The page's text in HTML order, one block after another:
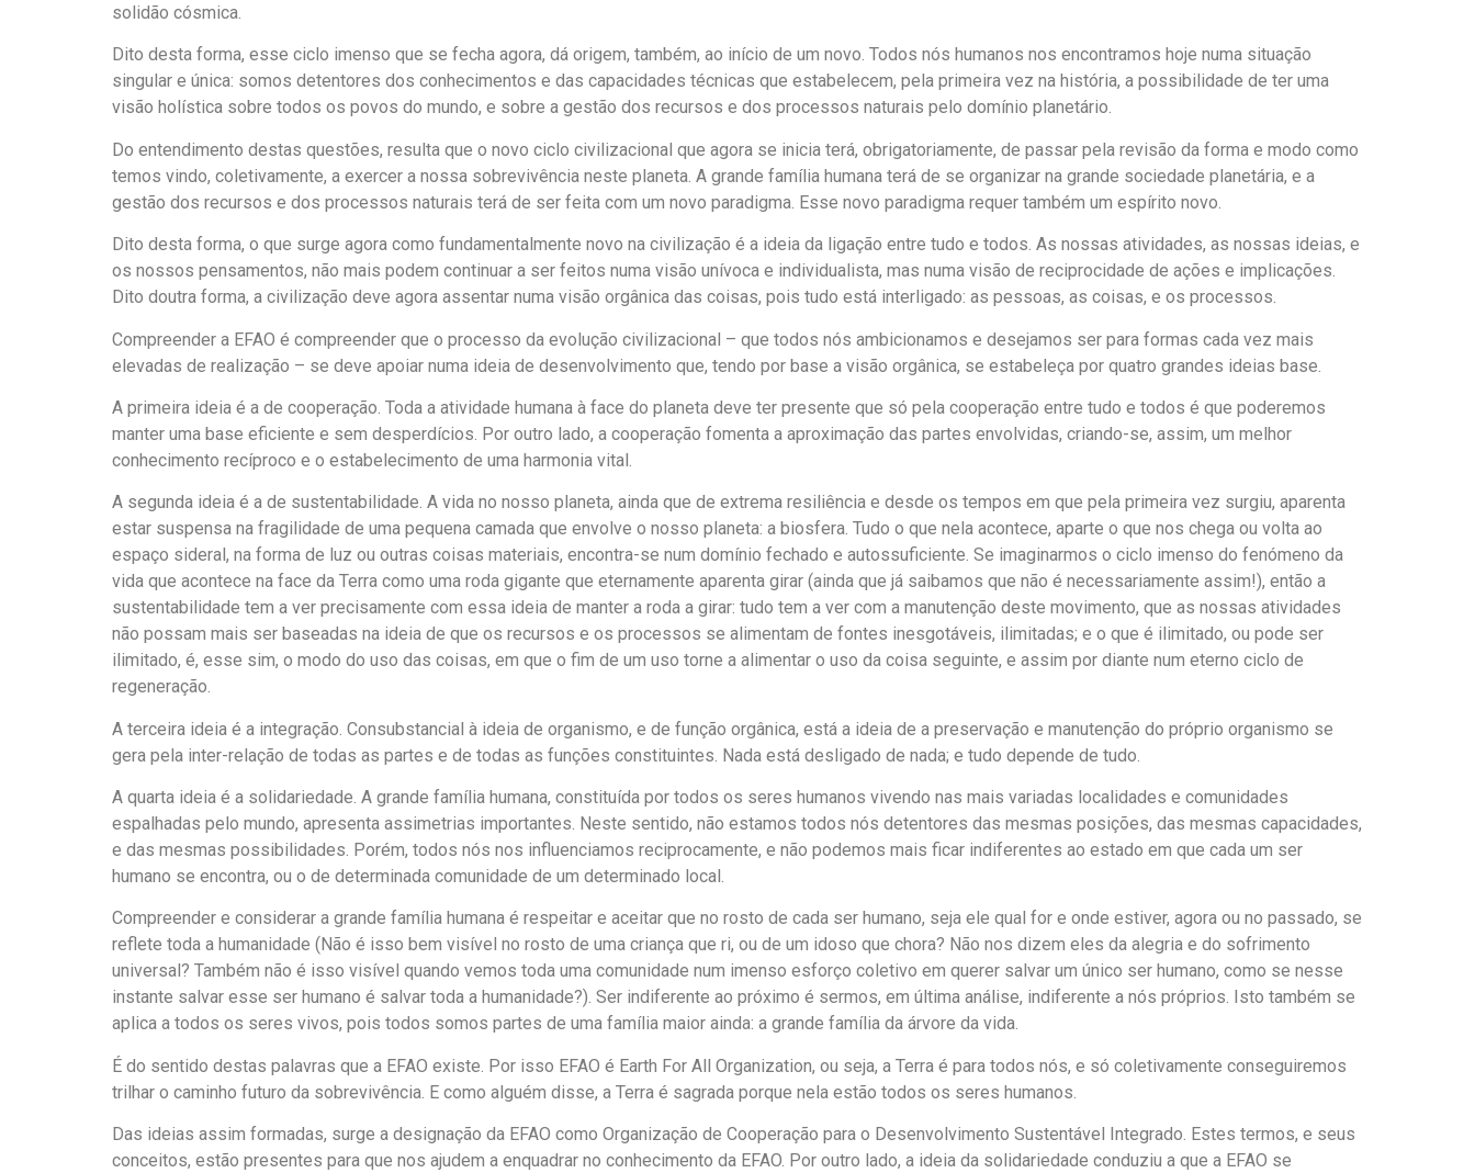
solidão cósmica.
Dito desta forma, esse ciclo imenso que se fecha agora, dá origem, também, ao início de um novo. Todos nós humanos nos encontramos hoje numa situação
singular e única: somos detentores dos conhecimentos e das capacidades técnicas que estabelecem, pela primeira vez na história, a possibilidade de ter uma
visão holística sobre todos os povos do mundo, e sobre a gestão dos recursos e dos processos naturais pelo domínio planetário.
Do entendimento destas questões, resulta que o novo ciclo civilizacional que agora se inicia terá, obrigatoriamente, de passar pela revisão da forma e modo como
temos vindo, coletivamente, a exercer a nossa sobrevivência neste planeta. A grande família humana terá de se organizar na grande sociedade planetária, e a
gestão dos recursos e dos processos naturais terá de ser feita com um novo paradigma. Esse novo paradigma requer também um espírito novo.
Dito desta forma, o que surge agora como fundamentalmente novo na civilização é a ideia da ligação entre tudo e todos. As nossas atividades, as nossas ideias, e
os nossos pensamentos, não mais podem continuar a ser feitos numa visão unívoca e individualista, mas numa visão de reciprocidade de ações e implicações.
Dito doutra forma, a civilização deve agora assentar numa visão orgânica das coisas, pois tudo está interligado: as pessoas, as coisas, e os processos.
Compreender a EFAO é compreender que o processo da evolução civilizacional – que todos nós ambicionamos e desejamos ser para formas cada vez mais
elevadas de realização – se deve apoiar numa ideia de desenvolvimento que, tendo por base a visão orgânica, se estabeleça por quatro grandes ideias base.
A primeira ideia é a de cooperação. Toda a atividade humana à face do planeta deve ter presente que só pela cooperação entre tudo e todos é que poderemos
manter uma base eficiente e sem desperdícios. Por outro lado, a cooperação fomenta a aproximação das partes envolvidas, criando-se, assim, um melhor
conhecimento recíproco e o estabelecimento de uma harmonia vital.
A segunda ideia é a de sustentabilidade. A vida no nosso planeta, ainda que de extrema resiliência e desde os tempos em que pela primeira vez surgiu, aparenta
estar suspensa na fragilidade de uma pequena camada que envolve o nosso planeta: a biosfera. Tudo o que nela acontece, aparte o que nos chega ou volta ao
espaço sideral, na forma de luz ou outras coisas materiais, encontra-se num domínio fechado e autossuficiente. Se imaginarmos o ciclo imenso do fenómeno da
vida que acontece na face da Terra como uma roda gigante que eternamente aparenta girar (ainda que já saibamos que não é necessariamente assim!), então a
sustentabilidade tem a ver precisamente com essa ideia de manter a roda a girar: tudo tem a ver com a manutenção deste movimento, que as nossas atividades
não possam mais ser baseadas na ideia de que os recursos e os processos se alimentam de fontes inesgotáveis, ilimitadas; e o que é ilimitado, ou pode ser
ilimitado, é, esse sim, o modo do uso das coisas, em que o fim de um uso torne a alimentar o uso da coisa seguinte, e assim por diante num eterno ciclo de
regeneração.
A terceira ideia é a integração. Consubstancial à ideia de organismo, e de função orgânica, está a ideia de a preservação e manutenção do próprio organismo se
gera pela inter-relação de todas as partes e de todas as funções constituintes. Nada está desligado de nada; e tudo depende de tudo.
A quarta ideia é a solidariedade. A grande família humana, constituída por todos os seres humanos vivendo nas mais variadas localidades e comunidades
espalhadas pelo mundo, apresenta assimetrias importantes. Neste sentido, não estamos todos nós detentores das mesmas posições, das mesmas capacidades,
e das mesmas possibilidades. Porém, todos nós nos influenciamos reciprocamente, e não podemos mais ficar indiferentes ao estado em que cada um ser
humano se encontra, ou o de determinada comunidade de um determinado local.
Compreender e considerar a grande família humana é respeitar e aceitar que no rosto de cada ser humano, seja ele qual for e onde estiver, agora ou no passado, se
reflete toda a humanidade (Não é isso bem visível no rosto de uma criança que ri, ou de um idoso que chora? Não nos dizem eles da alegria e do sofrimento
universal? Também não é isso visível quando vemos toda uma comunidade num imenso esforço coletivo em querer salvar um único ser humano, como se nesse
instante salvar esse ser humano é salvar toda a humanidade?). Ser indiferente ao próximo é sermos, em última análise, indiferente a nós próprios. Isto também se
aplica a todos os seres vivos, pois todos somos partes de uma família maior ainda: a grande família da árvore da vida.
É do sentido destas palavras que a EFAO existe. Por isso EFAO é Earth For All Organization, ou seja, a Terra é para todos nós, e só coletivamente conseguiremos
trilhar o caminho futuro da sobrevivência. E como alguém disse, a Terra é sagrada porque nela estão todos os seres humanos.
Das ideias assim formadas, surge a designação da EFAO como Organização de Cooperação para o Desenvolvimento Sustentável Integrado. Estes termos, e seus
conceitos, estão presentes para que nos ajudem a enquadrar no conhecimento da EFAO. Por outro lado, a ideia da solidariedade conduziu a que a EFAO se